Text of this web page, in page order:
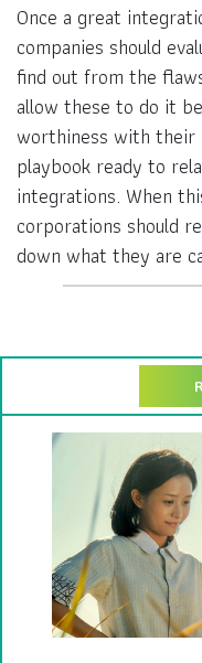
Once a great
companies should
find out from the
allow these to do it
worthiness with their
playbook ready to
integrations. When
corporations should
down what they are